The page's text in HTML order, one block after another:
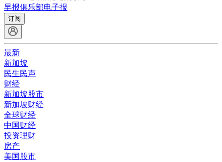
早报俱乐部电子报
订阅
最新
新加坡
民生民声
财经
新加坡股市
新加坡财经
全球财经
中国财经
投资理财
房产
美国股市